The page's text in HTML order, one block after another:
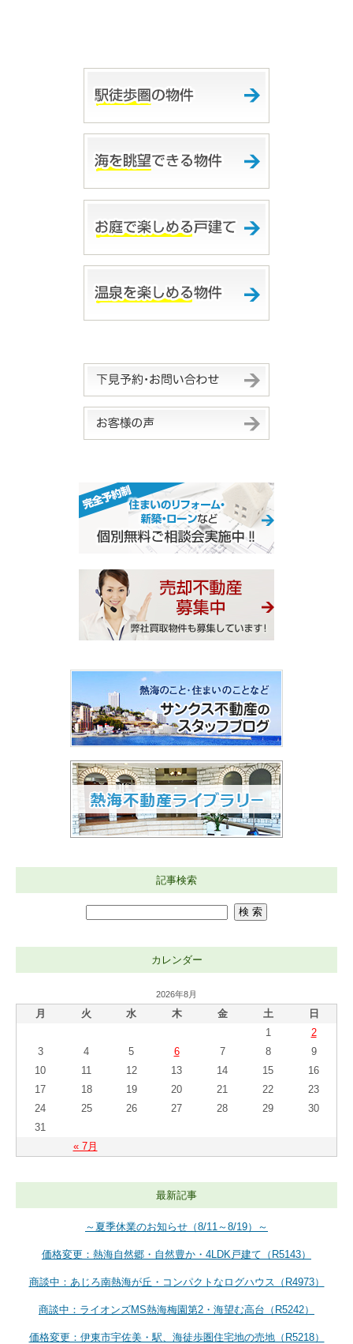
記事検索
カレンダー
2026年8月
月 火 水 木 金 土 日
« 7月
1
2
3
4 5 6 7 8
9
10
11 12 13 14 15
16
17
18 19 20 21 22
23
24
25 26 27 28 29
30
31
最新記事
～夏季休業のお知らせ（8/11～8/19）～
価格変更：熱海自然郷・自然豊か・4LDK戸建て（R5143）
商談中：あじろ南熱海が丘・コンパクトなログハウス（R4973）
商談中：ライオンズMS熱海梅園第2・海望む高台（R5242）
価格変更：伊東市宇佐美・駅、海徒歩圏住宅地の売地（R5218）